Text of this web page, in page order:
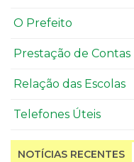
O Prefeito
Prestação de Contas
Relação das Escolas
Telefones Úteis
NOTÍCIAS RECENTES